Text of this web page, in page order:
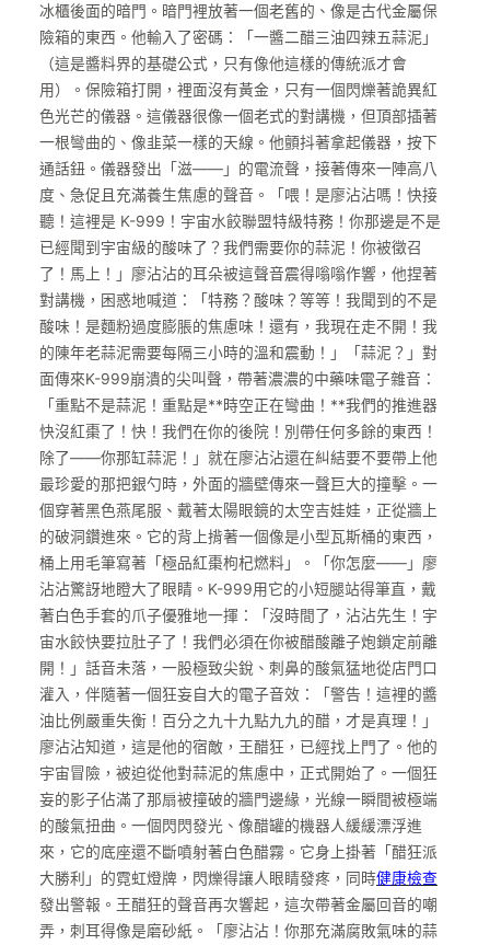
冰櫃後面的暗門。暗門裡放著一個老舊的、像是古代金屬保
險箱的東西。他輸入了密碼：「一醬二醋三油四辣五蒜泥」
（這是醬料界的基礎公式，只有像他這樣的傳統派才會
用）。保險箱打開，裡面沒有黃金，只有一個閃爍著詭異紅
色光芒的儀器。這儀器很像一個老式的對講機，但頂部插著
一根彎曲的、像韭菜一樣的天線。他顫抖著拿起儀器，按下
通話鈕。儀器發出「滋——」的電流聲，接著傳來一陣高八
度、急促且充滿養生焦慮的聲音。「喂！是廖沾沾嗎！快接
聽！這裡是 K-999！宇宙水餃聯盟特級特務！你那邊是不是
已經聞到宇宙級的酸味了？我們需要你的蒜泥！你被徵召
了！馬上！」廖沾沾的耳朵被這聲音震得嗡嗡作響，他捏著
對講機，困惑地喊道：「特務？酸味？等等！我聞到的不是
酸味！是麵粉過度膨脹的焦慮味！還有，我現在走不開！我
的陳年老蒜泥需要每隔三小時的溫和震動！」「蒜泥？」對
面傳來K-999崩潰的尖叫聲，帶著濃濃的中藥味電子雜音：
「重點不是蒜泥！重點是**時空正在彎曲！**我們的推進器
快沒紅棗了！快！我們在你的後院！別帶任何多餘的東西！
除了——你那缸蒜泥！」就在廖沾沾還在糾結要不要帶上他
最珍愛的那把銀勺時，外面的牆壁傳來一聲巨大的撞擊。一
個穿著黑色燕尾服、戴著太陽眼鏡的太空吉娃娃，正從牆上
的破洞鑽進來。它的背上揹著一個像是小型瓦斯桶的東西，
桶上用毛筆寫著「極品紅棗枸杞燃料」。「你怎麼——」廖
沾沾驚訝地瞪大了眼睛。K-999用它的小短腿站得筆直，戴
著白色手套的爪子優雅地一揮：「沒時間了，沾沾先生！宇
宙水餃快要拉肚子了！我們必須在你被醋酸離子炮鎖定前離
開！」話音未落，一股極致尖銳、刺鼻的酸氣猛地從店門口
灌入，伴隨著一個狂妄自大的電子音效：「警告！這裡的醬
油比例嚴重失衡！百分之九十九點九九的醋，才是真理！」
廖沾沾知道，這是他的宿敵，王醋狂，已經找上門了。他的
宇宙冒險，被迫從他對蒜泥的焦慮中，正式開始了。一個狂
妄的影子佔滿了那扇被撞破的牆門邊緣，光線一瞬間被極端
的酸氣扭曲。一個閃閃發光、像醋罐的機器人緩緩漂浮進
來，它的底座還不斷噴射著白色醋霧。它身上掛著「醋狂派
大勝利」的霓虹燈牌，閃爍得讓人眼睛發疼，同時健康檢查
發出警報。王醋狂的聲音再次響起，這次帶著金屬回音的嘲
弄，刺耳得像是磨砂紙。「廖沾沾！你那充滿腐敗氣味的蒜